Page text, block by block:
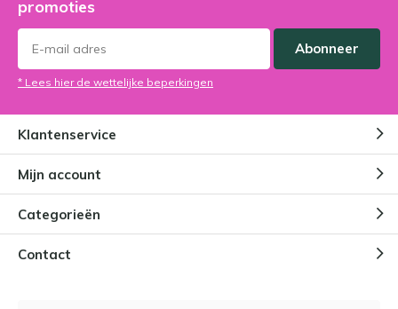
promoties
Abonneer
* Lees hier de wettelijke beperkingen
Klantenservice
Mijn account
Categorieën
Contact